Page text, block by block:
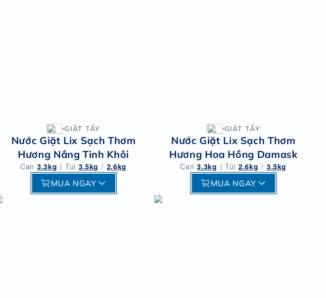
GIẶT TẨY
Nước Giặt Lix Sạch Thơm
Hương Nắng Tinh Khôi
Can 3.3kg | Túi 3.5kg / 2.6kg
MUA NGAY
GIẶT TẨY
Nước Giặt Lix Sạch Thơm
Hương Hoa Hồng Damask
Can 3.3kg | Túi 2.6kg / 3.5kg
MUA NGAY